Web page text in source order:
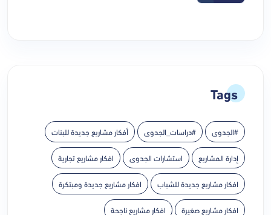
Tags
#الجدوى #دراسات_الجدوى أفكار مشاريع جديدة للبنات
إدارة المشاريع استشارات الجدوى افكار مشاريع تجارية
افكار مشاريع جديدة للشباب افكار مشاريع جديدة ومبتكرة
افكار مشاريع صغيرة افكار مشاريع ناجحة